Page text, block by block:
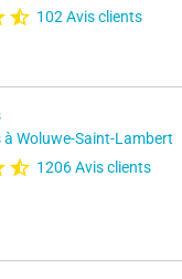
102 Avis clients
Woluwe-Saint-Lambert
1206 Avis clients